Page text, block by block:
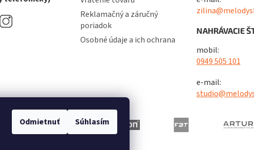
Odmietnuť Súhlasím
Reklamačný a záručný
poriadok
Osobné údaje a ich ochrana
NAHRÁVACIE
mobil:
0949 505 101
e-mail: